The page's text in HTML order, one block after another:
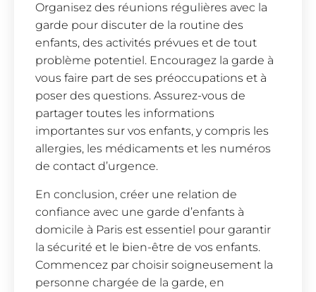
Organisez des réunions régulières avec la
garde pour discuter de la routine des
enfants, des activités prévues et de tout
problème potentiel. Encouragez la garde à
vous faire part de ses préoccupations et à
poser des questions. Assurez-vous de
partager toutes les informations
importantes sur vos enfants, y compris les
allergies, les médicaments et les numéros
de contact d’urgence.
En conclusion, créer une relation de
confiance avec une garde d’enfants à
domicile à Paris est essentiel pour garantir
la sécurité et le bien-être de vos enfants.
Commencez par choisir soigneusement la
personne chargée de la garde, en